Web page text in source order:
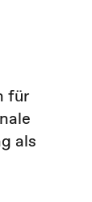
für
als